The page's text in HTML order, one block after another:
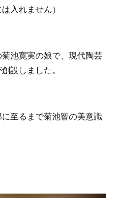
入れません）
池寛実の娘で、現代陶芸
設しました。
至るまで菊池智の美意識